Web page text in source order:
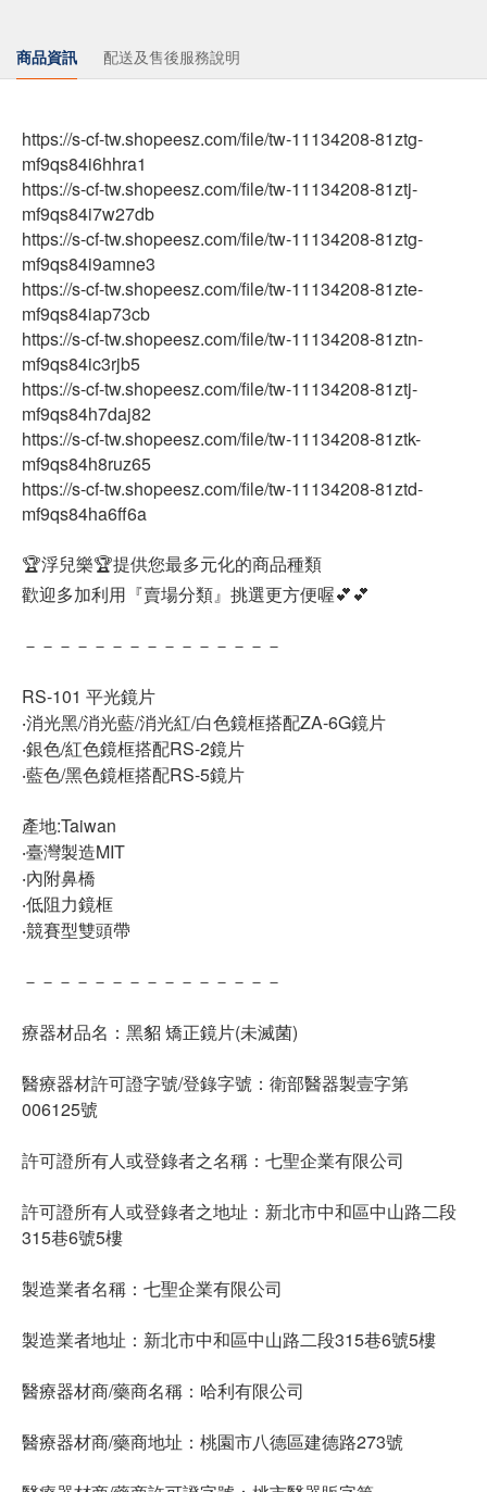
商品資訊 配送及售後服務說明
https://s-cf-tw.shopeesz.com/file/tw-11134208-81ztg-
mf9qs84i6hhra1
https://s-cf-tw.shopeesz.com/file/tw-11134208-81ztj-
mf9qs84i7w27db
https://s-cf-tw.shopeesz.com/file/tw-11134208-81ztg-
mf9qs84i9amne3
https://s-cf-tw.shopeesz.com/file/tw-11134208-81zte-
mf9qs84iap73cb
https://s-cf-tw.shopeesz.com/file/tw-11134208-81ztn-
mf9qs84ic3rjb5
https://s-cf-tw.shopeesz.com/file/tw-11134208-81ztj-
mf9qs84h7daj82
https://s-cf-tw.shopeesz.com/file/tw-11134208-81ztk-
mf9qs84h8ruz65
https://s-cf-tw.shopeesz.com/file/tw-11134208-81ztd-
mf9qs84ha6ff6a
🏆浮兒樂🏆提供您最多元化的商品種類
歡迎多加利用『賣場分類』挑選更方便喔💕💕
－－－－－－－－－－－－－－－
RS-101 平光鏡片
‧消光黑/消光藍/消光紅/白色鏡框搭配ZA-6G鏡片
‧銀色/紅色鏡框搭配RS-2鏡片
‧藍色/黑色鏡框搭配RS-5鏡片
產地:Taiwan
‧臺灣製造MIT
‧內附鼻橋
‧低阻力鏡框
‧競賽型雙頭帶
－－－－－－－－－－－－－－－
療器材品名：黑貂 矯正鏡片(未滅菌)
醫療器材許可證字號/登錄字號：衛部醫器製壹字第
006125號
許可證所有人或登錄者之名稱：七聖企業有限公司
許可證所有人或登錄者之地址：新北市中和區中山路二段
315巷6號5樓
製造業者名稱：七聖企業有限公司
製造業者地址：新北市中和區中山路二段315巷6號5樓
醫療器材商/藥商名稱：哈利有限公司
醫療器材商/藥商地址：桃園市八德區建德路273號